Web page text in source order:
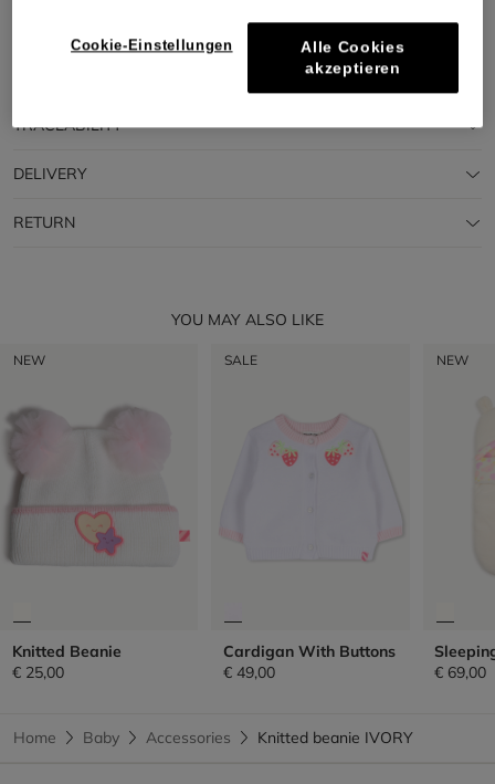
TRACEABILITY
DELIVERY
RETURN
YOU MAY ALSO LIKE
NEW
Knitted Beanie
€ 25,00
SALE
Cardigan With Buttons
€ 49,00
NEW
€ 69,00
Home Baby Accessories Knitted beanie IVORY
Cookie-Einstellungen
Alle Cookies
akzeptieren